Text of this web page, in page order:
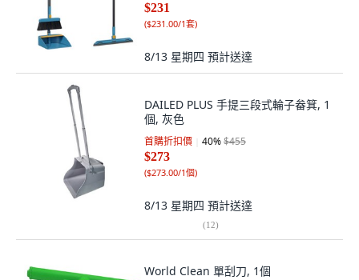
$231
($231.00/1套)
8/13 星期四 預計送達
DAILED PLUS 手提三段式輪子畚箕, 1
個, 灰色
首購折扣價 40%$455
$273
($273.00/1個)
8/13 星期四 預計送達
(12)
World Clean 單刮刀, 1個